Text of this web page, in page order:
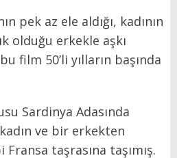
pek az ele aldığı, kadının
olduğu erkekle aşkı
film 50’li yılların başında
Sardinya Adasında
ve bir erkekten
taşrasına taşımış.